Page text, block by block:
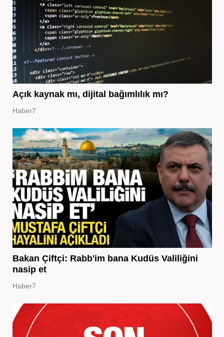
Açık kaynak mı, dijital bağımlılık mı?
Haber7
Bakan Çiftçi: Rabb'im bana Kudüs Valiliğini
nasip et
Haber7